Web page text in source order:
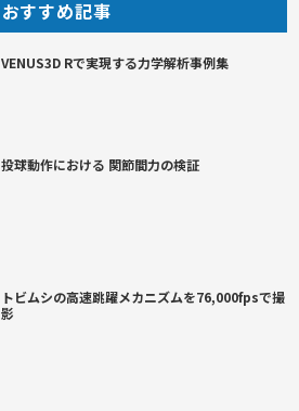
おすすめ記事
VENUS3D Rで実現する力学解析事例集
投球動作における 関節間力の検証
トビムシの高速跳躍メカニズムを76,000fpsで撮
影